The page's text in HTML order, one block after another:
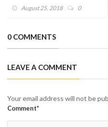
August 25, 2018 0
0 COMMENTS
LEAVE A COMMENT
Your email address will not be
Comment*